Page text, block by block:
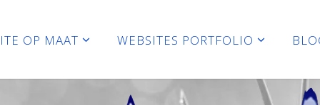
OP MAAT WEBSITES PORTFOLIO